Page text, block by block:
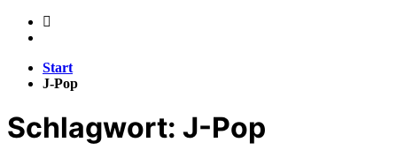
Start
J-Pop
Schlagwort: J-Pop